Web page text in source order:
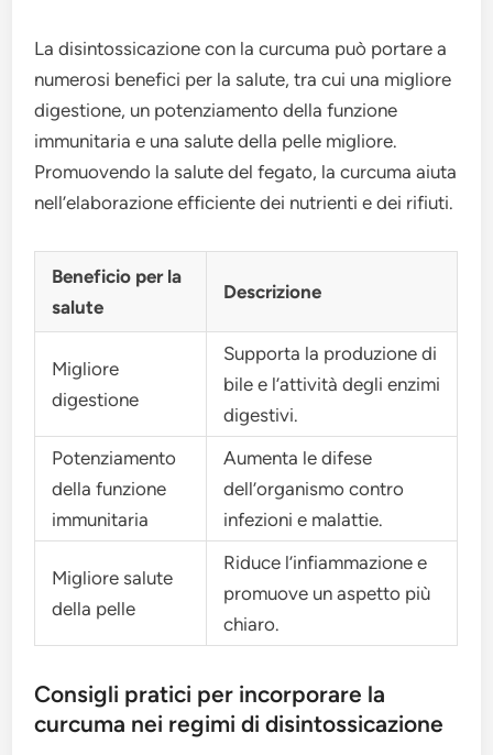
La disintossicazione con la curcuma può portare a
numerosi benefici per la salute, tra cui una migliore
digestione, un potenziamento della funzione
immunitaria e una salute della pelle migliore.
Promuovendo la salute del fegato, la curcuma aiuta
nell’elaborazione efficiente dei nutrienti e dei rifiuti.
Beneficio per la
salute
Descrizione
Migliore
digestione
Supporta la produzione di
bile e l’attività degli enzimi
digestivi.
Potenziamento
della funzione
immunitaria
Aumenta le difese
dell’organismo contro
infezioni e malattie.
Migliore salute
della pelle
Riduce l’infiammazione e
promuove un aspetto più
chiaro.
Consigli pratici per incorporare la
curcuma nei regimi di disintossicazione